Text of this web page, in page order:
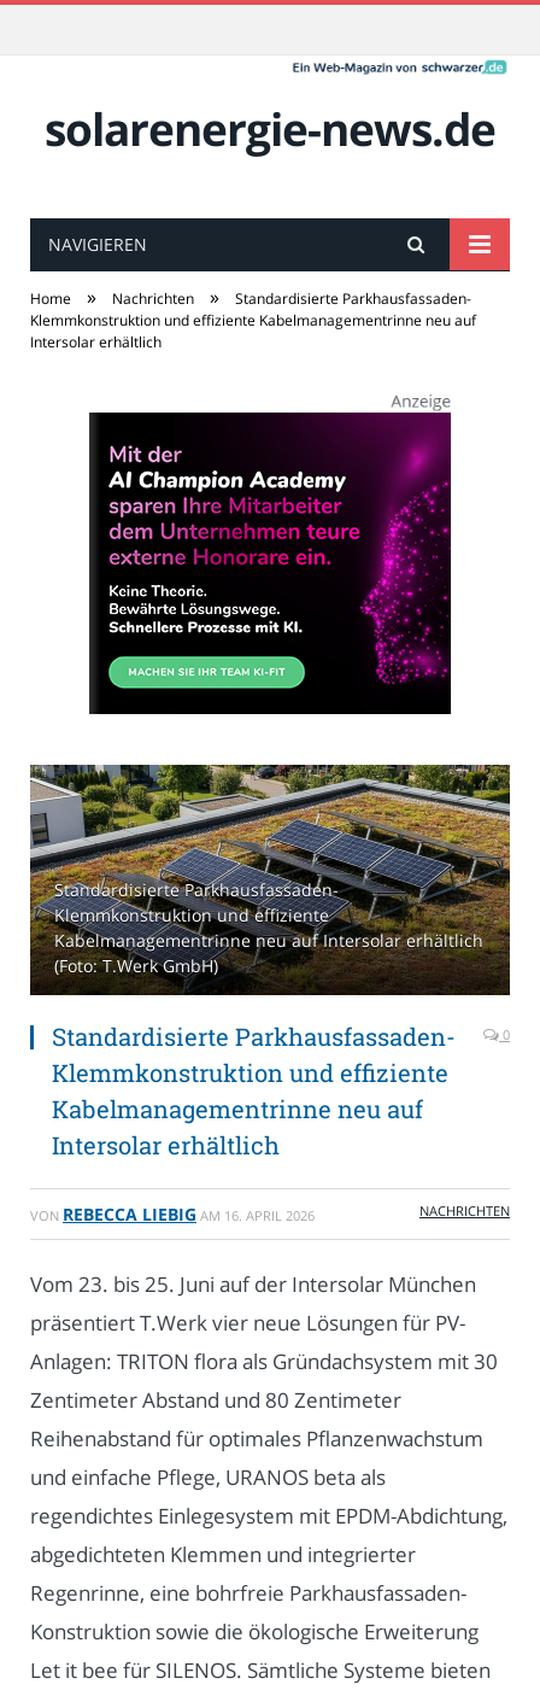
solarenergie-news.de
NAVIGIEREN
Home » Nachrichten »
Standardisierte Parkhausfassaden-
Klemmkonstruktion und effiziente Kabelmanagementrinne neu auf
Intersolar erhältlich
Standardisierte Parkhausfassaden-
Klemmkonstruktion und effiziente
Kabelmanagementrinne neu auf Intersolar erhältlich
(Foto: T.Werk GmbH)
Standardisierte Parkhausfassaden-
Klemmkonstruktion und effiziente
Kabelmanagementrinne neu auf
Intersolar erhältlich
0
VON REBECCA LIEBIG AM 16. APRIL 2026 NACHRICHTEN
Vom 23. bis 25. Juni auf der Intersolar München
präsentiert T.Werk vier neue Lösungen für PV-
Anlagen: TRITON flora als Gründachsystem mit 30
Zentimeter Abstand und 80 Zentimeter
Reihenabstand für optimales Pflanzenwachstum
und einfache Pflege, URANOS beta als
regendichtes Einlegesystem mit EPDM-Abdichtung,
abgedichteten Klemmen und integrierter
Regenrinne, eine bohrfreie Parkhausfassaden-
Konstruktion sowie die ökologische Erweiterung
Let it bee für SILENOS. Sämtliche Systeme bieten